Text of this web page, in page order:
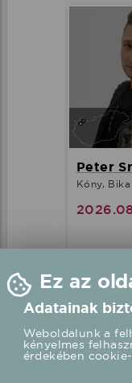
Peter
Kóny,
Ez az
Adatainak
Weboldalunk a
kényelmes
érdekében